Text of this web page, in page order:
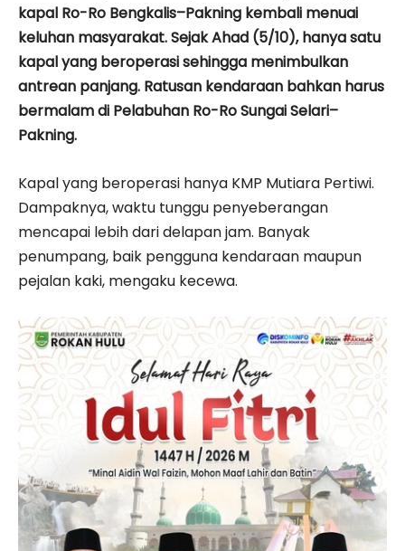
kapal Ro-Ro Bengkalis–Pakning kembali menuai
keluhan masyarakat. Sejak Ahad (5/10), hanya satu
kapal yang beroperasi sehingga menimbulkan
antrean panjang. Ratusan kendaraan bahkan harus
bermalam di Pelabuhan Ro-Ro Sungai Selari–
Pakning.
Kapal yang beroperasi hanya KMP Mutiara Pertiwi.
Dampaknya, waktu tunggu penyeberangan
mencapai lebih dari delapan jam. Banyak
penumpang, baik pengguna kendaraan maupun
pejalan kaki, mengaku kecewa.